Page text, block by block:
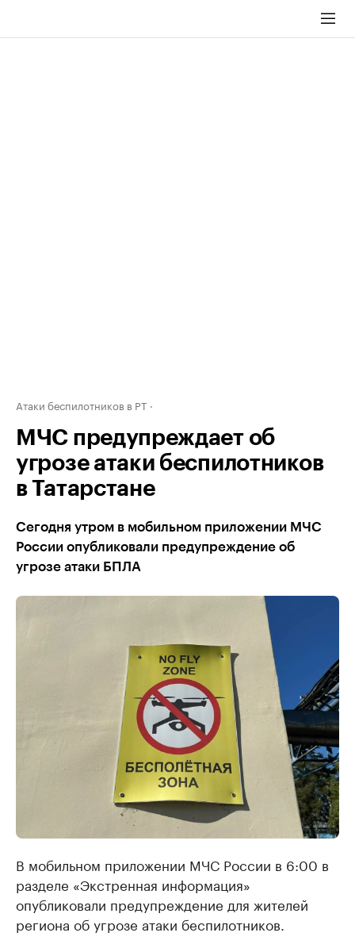
Атаки беспилотников в РТ
МЧС предупреждает об
угрозе атаки беспилотников
в Татарстане
Сегодня утром в мобильном приложении МЧС
России опубликовали предупреждение об
угрозе атаки БПЛА
В мобильном приложении МЧС России в 6:00 в
разделе «Экстренная информация»
опубликовали предупреждение для жителей
региона об угрозе атаки беспилотников.